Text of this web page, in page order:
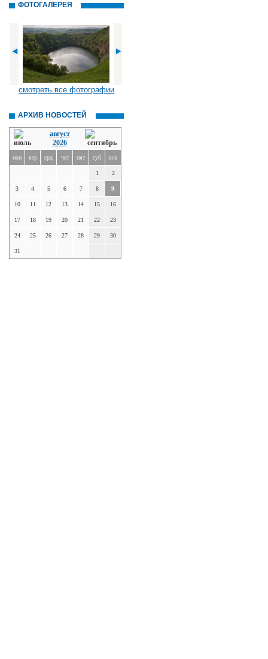
ФОТОГАЛЕРЕЯ
смотреть все фотографии
АРХИВ НОВОСТЕЙ
август
2026
пон втр срд чет пят суб вск
1 2
3 4 5 6 7 8 9
10 11 12 13 14 15 16
17 18 19 20 21 22 23
24 25 26 27 28 29 30
31